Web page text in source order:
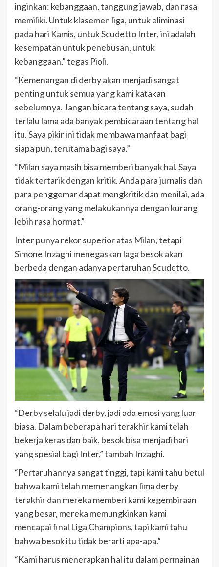
inginkan: kebanggaan, tanggung jawab, dan rasa
memiliki. Untuk klasemen liga, untuk eliminasi
pada hari Kamis, untuk Scudetto Inter, ini adalah
kesempatan untuk penebusan, untuk
kebanggaan,” tegas Pioli.
“Kemenangan di derby akan menjadi sangat
penting untuk semua yang kami katakan
sebelumnya. Jangan bicara tentang saya, sudah
terlalu lama ada banyak pembicaraan tentang hal
itu. Saya pikir ini tidak membawa manfaat bagi
siapa pun, terutama bagi saya.”
“Milan saya masih bisa memberi banyak hal. Saya
tidak tertarik dengan kritik. Anda para jurnalis dan
para penggemar dapat mengkritik dan menilai, ada
orang-orang yang melakukannya dengan kurang
lebih rasa hormat.”
Inter punya rekor superior atas Milan, tetapi
Simone Inzaghi menegaskan laga besok akan
berbeda dengan adanya pertaruhan Scudetto.
“Derby selalu jadi derby, jadi ada emosi yang luar
biasa. Dalam beberapa hari terakhir kami telah
bekerja keras dan baik, besok bisa menjadi hari
yang spesial bagi Inter,” tambah Inzaghi.
“Pertaruhannya sangat tinggi, tapi kami tahu betul
bahwa kami telah memenangkan lima derby
terakhir dan mereka memberi kami kegembiraan
yang besar, mereka memungkinkan kami
mencapai final Liga Champions, tapi kami tahu
bahwa besok itu tidak berarti apa-apa.”
“Kami harus menerapkan hal itu dalam permainan